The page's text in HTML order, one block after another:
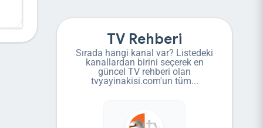
TV Rehberi
Sırada hangi kanal var? Listedeki
kanallardan birini seçerek en
güncel TV rehberi olan
tvyayinakisi.com'un tüm...